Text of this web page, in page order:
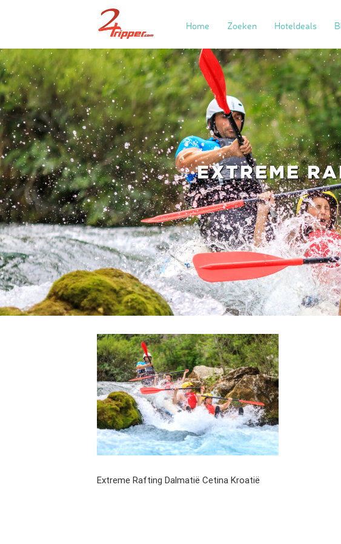
Home Zoeken Hoteldeals
EXTREME
Extreme Rafting Dalmatië Cetina Kroatië